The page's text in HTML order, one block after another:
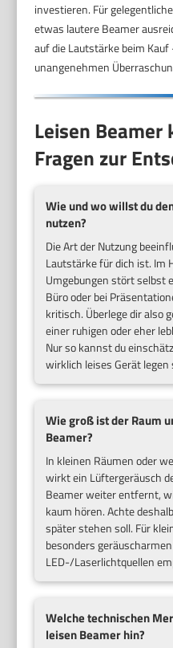
investieren. Für
etwas lautere Beamer
auf die Lautstärke beim
unangenehmen
Leisen
Fragen zur
Wie und wo willst du
nutzen?
Die Art der Nutzung
Lautstärke für dich ist. Im
Umgebungen stört selbst
Büro oder bei
kritisch. Überlege dir also
einer ruhigen oder eher
Nur so kannst du
wirklich leises Gerät legen
Wie groß ist der Raum
Beamer?
In kleinen Räumen oder
wirkt ein Lüftergeräusch
Beamer weiter entfernt,
kaum hören. Achte
später stehen soll. Für
besonders
LED-/Laserlichtquellen
Welche technischen
leisen Beamer hin?